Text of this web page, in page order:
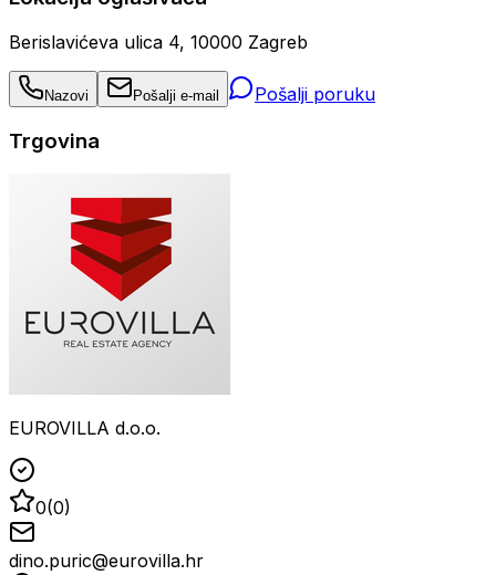
Berislavićeva ulica 4, 10000 Zagreb
Nazovi Pošalji e-mail Pošalji poruku
Trgovina
EUROVILLA d.o.o.
0(0)
dino.puric@eurovilla.hr